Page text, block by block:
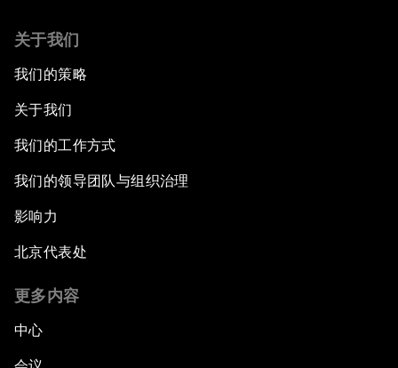
关于我们
我们的策略
关于我们
我们的工作方式
我们的领导团队与组织治理
影响力
北京代表处
更多内容
中心